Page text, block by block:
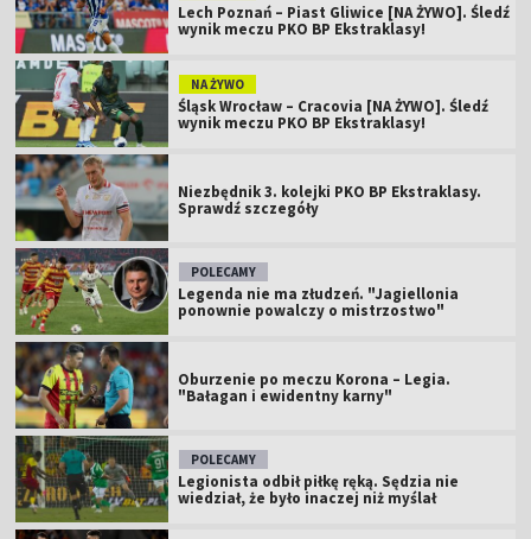
Lech Poznań – Piast Gliwice [NA ŻYWO]. Śledź
wynik meczu PKO BP Ekstraklasy!
NA ŻYWO
Śląsk Wrocław – Cracovia [NA ŻYWO]. Śledź
wynik meczu PKO BP Ekstraklasy!
Niezbędnik 3. kolejki PKO BP Ekstraklasy.
Sprawdź szczegóły
POLECAMY
Legenda nie ma złudzeń. "Jagiellonia
ponownie powalczy o mistrzostwo"
Oburzenie po meczu Korona – Legia.
"Bałagan i ewidentny karny"
POLECAMY
Legionista odbił piłkę ręką. Sędzia nie
wiedział, że było inaczej niż myślał